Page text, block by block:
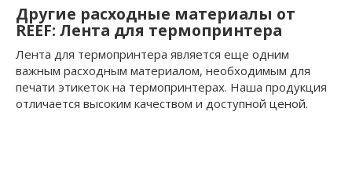
Другие расходные материалы от
REEF: Лента для термопринтера
Лента для термопринтера является еще одним
важным расходным материалом, необходимым для
печати этикеток на термопринтерах. Наша продукция
отличается высоким качеством и доступной ценой.